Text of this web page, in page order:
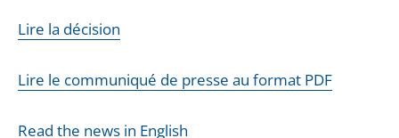
Lire la décision
Lire le communiqué de presse au format PDF
Read the news in English